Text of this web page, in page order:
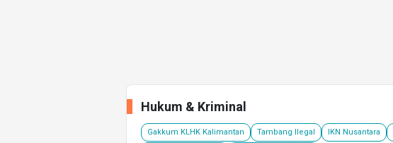
Hukum & Kriminal
Gakkum KLHK Kalimantan Tambang Ilegal IKN Nusantara